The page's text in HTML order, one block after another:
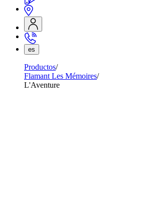
es
Productos
Flamant Les Mémoires
L'Aventure